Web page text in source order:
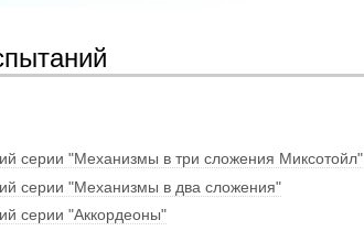
серии "Механизмы в три сложения Миксотойл"
серии "Механизмы в два сложения"
серии "Аккордеоны"